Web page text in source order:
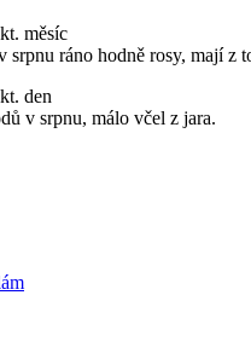
měsíc
srpnu ráno hodně rosy, mají z
den
v srpnu, málo včel z jara.